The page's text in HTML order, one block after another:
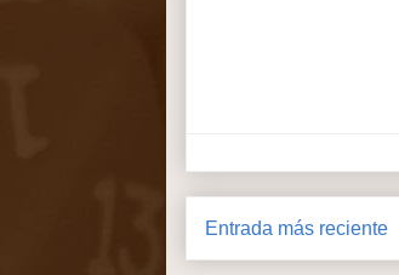
Entrada más reciente